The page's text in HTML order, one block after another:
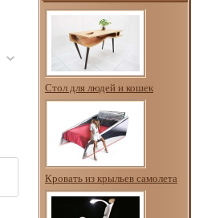
Стол для людей и кошек
Кровать из крыльев самолета